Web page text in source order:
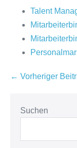
Talent
Beitragsnavigation
← Vorheriger
Suchen